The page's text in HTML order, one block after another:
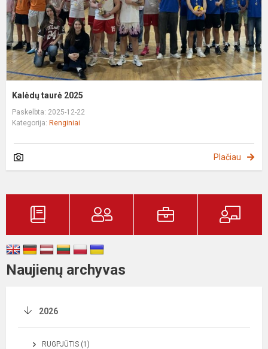
Kalėdų taurė 2025
Paskelbta: 2025-12-22
Kategorija: Renginiai
Plačiau
Naujienų archyvas
2026
RUGPJŪTIS (1)